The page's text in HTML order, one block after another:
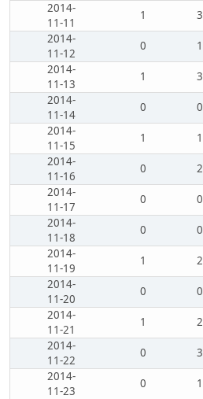
2014-
11-11
1 3
2014-
11-12
0 1
2014-
11-13
1 3
2014-
11-14
0 0
2014-
11-15
1 1
2014-
11-16
0 2
2014-
11-17
0 0
2014-
11-18
0 0
2014-
11-19
1 2
2014-
11-20
0 0
2014-
11-21
1 2
2014-
11-22
0 3
2014-
11-23
0 1